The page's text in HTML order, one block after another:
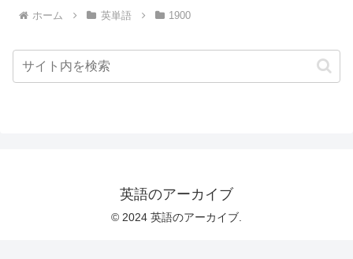
ホーム 英単語 1900
英語のアーカイブ
© 2024 英語のアーカイブ.